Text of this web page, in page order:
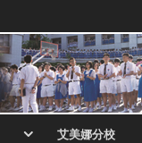
艾美娜分校